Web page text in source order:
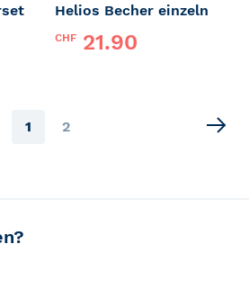
Helios Becher einzeln
CHF 21.90
You're
1 Page
2